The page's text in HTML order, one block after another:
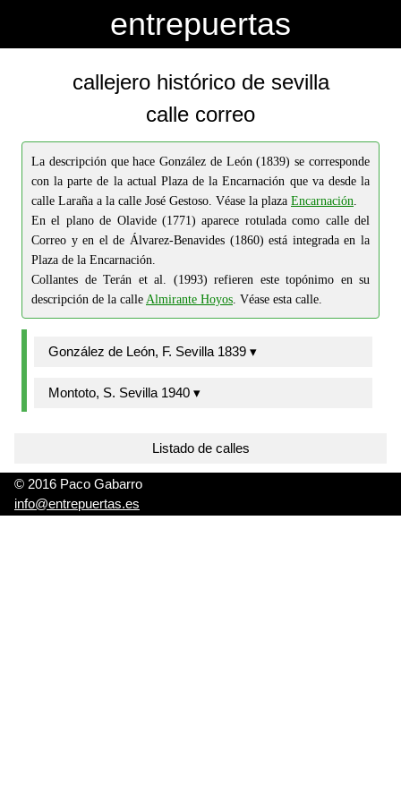
entrepuertas
callejero histórico de sevilla
calle correo
La descripción que hace González de León (1839) se corresponde
con la parte de la actual Plaza de la Encarnación que va desde la
calle Laraña a la calle José Gestoso. Véase la plaza Encarnación.
En el plano de Olavide (1771) aparece rotulada como calle del
Correo y en el de Álvarez-Benavides (1860) está integrada en la
Plaza de la Encarnación.
Collantes de Terán et al. (1993) refieren este topónimo en su
descripción de la calle Almirante Hoyos. Véase esta calle.
González de León, F. Sevilla 1839 ▾
Montoto, S. Sevilla 1940 ▾
Listado de calles
© 2016 Paco Gabarro
info@entrepuertas.es